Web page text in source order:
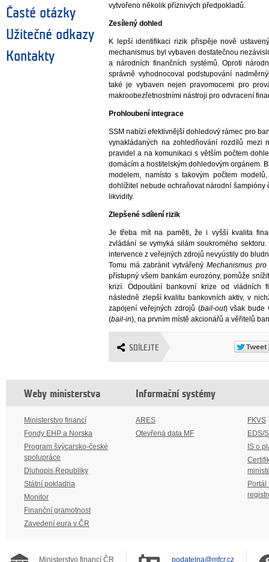
Časté otázky
Užitečné odkazy
Kontakty
vytvořeno několik příznivých předpokladů.
Zesílený dohled
K lepší identifikaci rizik přispěje nově
mechanismus byl vybaven dostatečnou
a národních finančních systémů. Oproti
správně vyhodnocoval podstupování
také je vybaven nejen pravomocemi pro
makroobezřetnostními nástroji pro odvracení
Prohloubení integrace
SSM nabízí efektivnější dohledový rámec pro
vynakládaných na zohledňování rozdílů mezi
pravidel a na komunikaci s větším počtem
domácím a hostitelským dohledovým orgánem.
modelem, namísto s takovým počtem
dohlížitel nebude ochraňovat národní
likvidity.
Zlepšené sdílení rizik
Je třeba mít na paměti, že i vyšší kvalita
zvládání se vymyká silám soukromého
intervence z veřejných zdrojů nevyústily do
Tomu má zabránit vytvářenýMechanismus
přístupný všem bankám eurozóny, pomůže
krizí. Odpoutání bankovní krize od vládních
následně zlepší kvalitu bankovních aktiv, v
zapojení veřejných zdrojů (bail-out) však bude
(bail-in), na prvním místě akcionářů a věřitelů
SDÍLEJTE
Weby ministerstva
Ministerstvo financí
Fondy EHP a Norska
Program švýcarsko-české
spolupráce
Dluhopis Republiky
Státní pokladna
Monitor
Finanční gramotnost
Zavedení eura v ČR
Informační systémy
ARES
Otevřená data MF
FKVS
EDS/
IS o
Portál
Ministerstvo financí ČR podatelna@mfcr.cz